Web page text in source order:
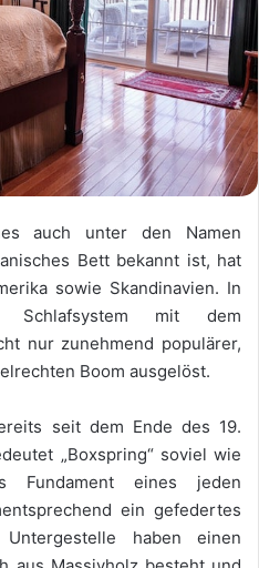
auch unter den Namen
Bett bekannt ist, hat
sowie Skandinavien. In
Schlafsystem mit dem
nur zunehmend populärer,
Boom ausgelöst.
seit dem Ende des 19.
„Boxspring“ soviel wie
Fundament eines jeden
ein gefedertes
haben einen